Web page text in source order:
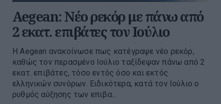
Aegean: Νέο ρεκόρ με πάνω από
2 εκατ. επιβάτες τον Ιούλιο
Η Aegean ανακοίνωσε πως κατέγραψε νέο ρεκόρ,
καθώς τον περασμένο Ιούλιο ταξίδεψαν πάνω από 2
εκατ. επιβάτες, τόσο εντός όσο και εκτός
ελληνικών συνόρων. Ειδικότερα, κατά τον Ιούλιο ο
ρυθμός αύξησης των επιβα...